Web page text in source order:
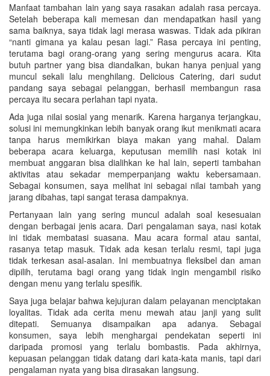
Manfaat tambahan lain yang saya rasakan adalah rasa percaya.
Setelah beberapa kali memesan dan mendapatkan hasil yang
sama baiknya, saya tidak lagi merasa waswas. Tidak ada pikiran
“nanti gimana ya kalau pesan lagi.” Rasa percaya ini penting,
terutama bagi orang-orang yang sering mengurus acara. Kita
butuh partner yang bisa diandalkan, bukan hanya penjual yang
muncul sekali lalu menghilang. Delicious Catering, dari sudut
pandang saya sebagai pelanggan, berhasil membangun rasa
percaya itu secara perlahan tapi nyata.
Ada juga nilai sosial yang menarik. Karena harganya terjangkau,
solusi ini memungkinkan lebih banyak orang ikut menikmati acara
tanpa harus memikirkan biaya makan yang mahal. Dalam
beberapa acara keluarga, keputusan memilih nasi kotak ini
membuat anggaran bisa dialihkan ke hal lain, seperti tambahan
aktivitas atau sekadar memperpanjang waktu kebersamaan.
Sebagai konsumen, saya melihat ini sebagai nilai tambah yang
jarang dibahas, tapi sangat terasa dampaknya.
Pertanyaan lain yang sering muncul adalah soal kesesuaian
dengan berbagai jenis acara. Dari pengalaman saya, nasi kotak
ini tidak membatasi suasana. Mau acara formal atau santai,
rasanya tetap masuk. Tidak ada kesan terlalu resmi, tapi juga
tidak terkesan asal-asalan. Ini membuatnya fleksibel dan aman
dipilih, terutama bagi orang yang tidak ingin mengambil risiko
dengan menu yang terlalu spesifik.
Saya juga belajar bahwa kejujuran dalam pelayanan menciptakan
loyalitas. Tidak ada cerita menu mewah atau janji yang sulit
ditepati. Semuanya disampaikan apa adanya. Sebagai
konsumen, saya lebih menghargai pendekatan seperti ini
daripada promosi yang terlalu bombastis. Pada akhirnya,
kepuasan pelanggan tidak datang dari kata-kata manis, tapi dari
pengalaman nyata yang bisa dirasakan langsung.